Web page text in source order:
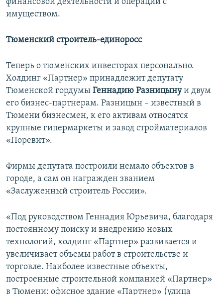
финансовой деятельности и операций с
имуществом.
Тюменский строитель-единоросс
Теперь о тюменских инвесторах персонально.
Холдинг «Партнер» принадлежит депутату
Тюменской гордумы Геннадию Разницынуи двум
его бизнес-партнерам. Разницын – известный в
Тюмени бизнесмен, к его активам относятся
крупные гипермаркеты и завод стройматериалов
«Поревит».
Фирмы депутата построили немало объектов в
городе, а сам он награжден званием
«Заслуженный строитель России».
«Под руководством Геннадия Юрьевича, благодаря
постоянному поиску и внедрению новых
технологий, холдинг «Партнер» развивается и
увеличивает объемы работ в строительстве и
торговле. Наиболее известные объекты,
построенные строительной компанией «Партнер»
в Тюмени: офисное здание «Партнер» (улица